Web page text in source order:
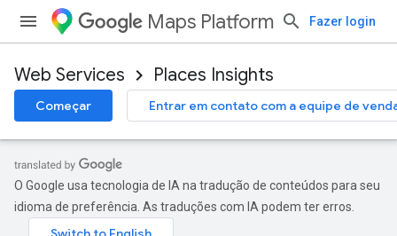
Maps Platform Fazer login
Web Services Places Insights
Começar Entrar em contato com a equipe de
O Google usa tecnologia de IA na tradução de conteúdos para seu
idioma de preferência. As traduções com IA podem ter erros.